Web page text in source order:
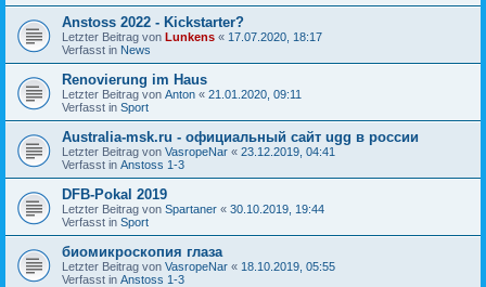
Anstoss 2022 - Kickstarter?
Letzter Beitrag von Lunkens « 17.07.2020, 18:17
Verfasst in News
Renovierung im Haus
Letzter Beitrag von Anton « 21.01.2020, 09:11
Verfasst in Sport
Australia-msk.ru - официальный сайт ugg в россии
Letzter Beitrag von VasropeNar « 23.12.2019, 04:41
Verfasst in Anstoss 1-3
DFB-Pokal 2019
Letzter Beitrag von Spartaner « 30.10.2019, 19:44
Verfasst in Sport
биомикроскопия глаза
Letzter Beitrag von VasropeNar « 18.10.2019, 05:55
Verfasst in Anstoss 1-3